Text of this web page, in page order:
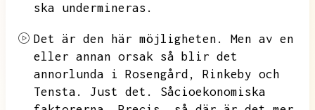
ska undermineras.
Det är den här möjligheten.
Men av en
eller annan orsak så blir det
annorlunda i Rosengård,
Rinkeby och
Tensta.
Just det.
Såcioekonomiska